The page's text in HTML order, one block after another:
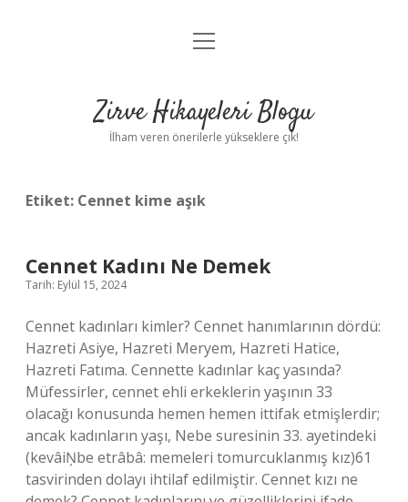
Anasayfa
Yasal Uyarı
menüyü
Zirve Hikayeleri Blogu
İlham veren önerilerle yükseklere çık!
Etiket: Cennet kime aşık
Cennet Kadını Ne Demek
Tarih: Eylül 15, 2024
Cennet kadınları kimler? Cennet hanımlarının dördü:
Hazreti Asiye, Hazreti Meryem, Hazreti Hatice,
Hazreti Fatıma. Cennette kadınlar kaç yasında?
Müfessirler, cennet ehli erkeklerin yaşının 33
olacağı konusunda hemen hemen ittifak etmişlerdir;
ancak kadınların yaşı, Nebe suresinin 33. ayetindeki
(kevâiŅbe etrâbâ: memeleri tomurcuklanmış kız)61
tasvirinden dolayı ihtilaf edilmiştir. Cennet kızı ne